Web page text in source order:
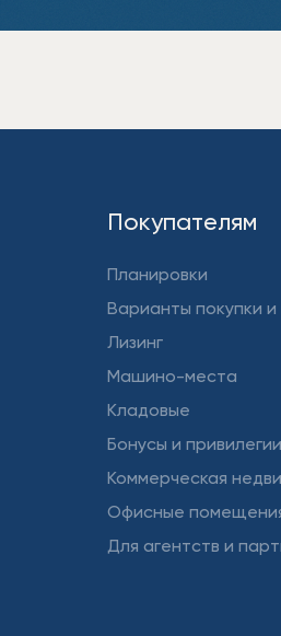
Покупателям
Планировки
Варианты покупки и
Лизинг
Машино-места
Кладовые
Бонусы и
Коммерческая
Офисные
Для агентств и